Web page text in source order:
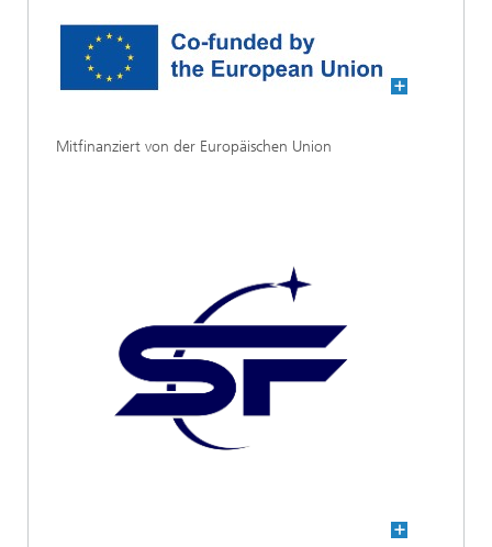
Mitfinanziert von der Europäischen Union